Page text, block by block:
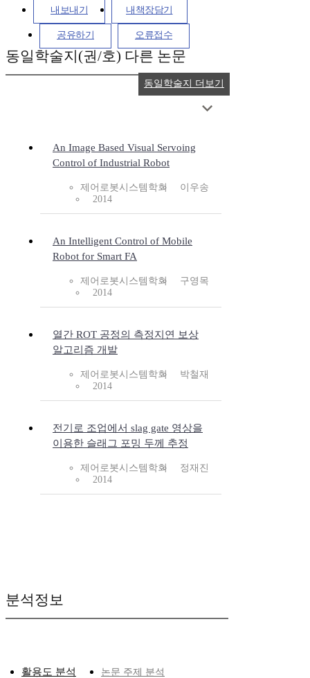
내보내기 내책장담기
공유하기 오류접수
동일학술지(권/호) 다른 논문
An Image Based Visual Servoing
Control of Industrial Robot
제어로봇시스템학회
이우송
2014
An Intelligent Control of Mobile
Robot for Smart FA
제어로봇시스템학회
구영목
2014
열간 ROT 공정의 측정지연 보상
알고리즘 개발
제어로봇시스템학회
박철재
2014
전기로 조업에서 slag gate 영상을
이용한 슬래그 포밍 두께 추정
제어로봇시스템학회
정재진
2014
동일학술지 더보기
분석정보
활용도 분석
논문 주제 분석